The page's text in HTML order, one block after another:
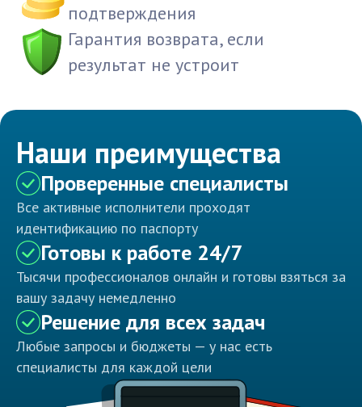
подтверждения
Гарантия возврата, если
результат не устроит
Наши преимущества
Проверенные специалисты
Все активные исполнители проходят
идентификацию по паспорту
Готовы к работе 24/7
Тысячи профессионалов онлайн и готовы взяться за
вашу задачу немедленно
Решение для всех задач
Любые запросы и бюджеты — у нас есть
специалисты для каждой цели